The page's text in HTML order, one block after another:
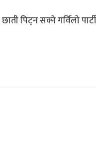
पिट्न सक्ने गर्विलो